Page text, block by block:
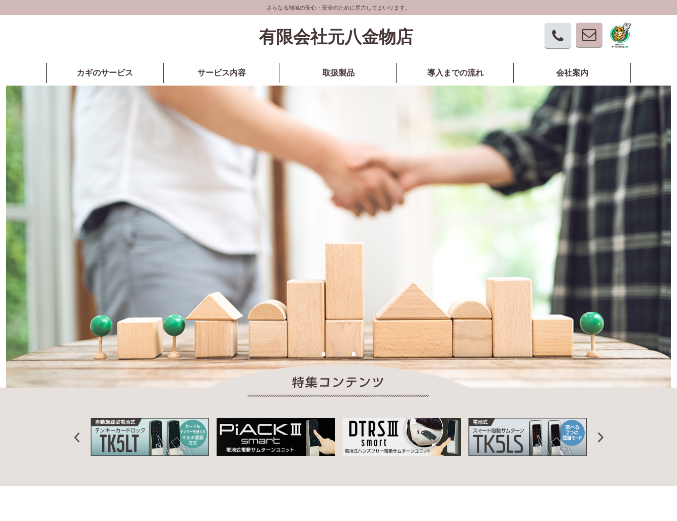
さらなる地域の安心・安全のために尽力してまいります。
有限会社元八金物店
カギのサービス サービス内容 取扱製品 導入までの流れ 会社案内